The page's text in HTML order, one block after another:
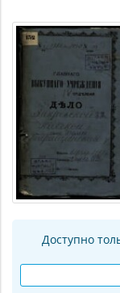
Доступно